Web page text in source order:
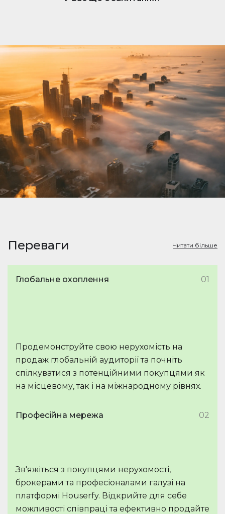
нерухомості. Коли вам подобається оголошення,
Щоб відповісти та зв’язатися з потенційними
покупцями чи орендарями, переконайтеся, що
ваша підписка активна.
Переваги Читати більше
Глобальне охоплення 01
Продемонструйте свою нерухомість на
продаж глобальній аудиторії та почніть
спілкуватися з потенційними покупцями як
на місцевому, так і на міжнародному рівнях.
Професійна мережа 02
Зв'яжіться з покупцями нерухомості,
брокерами та професіоналами галузі на
платформі Houserfy. Відкрийте для себе
можливості співпраці та ефективно продайте